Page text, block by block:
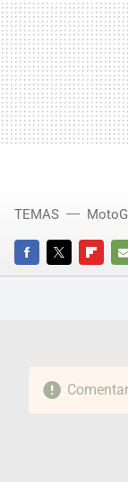
FACEBOOKTWITTER
E-
TEMAS